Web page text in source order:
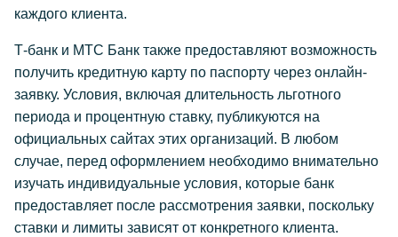
каждого клиента.
Т-банк и МТС Банк также предоставляют возможность
получить кредитную карту по паспорту через онлайн-
заявку. Условия, включая длительность льготного
периода и процентную ставку, публикуются на
официальных сайтах этих организаций. В любом
случае, перед оформлением необходимо внимательно
изучать индивидуальные условия, которые банк
предоставляет после рассмотрения заявки, поскольку
ставки и лимиты зависят от конкретного клиента.